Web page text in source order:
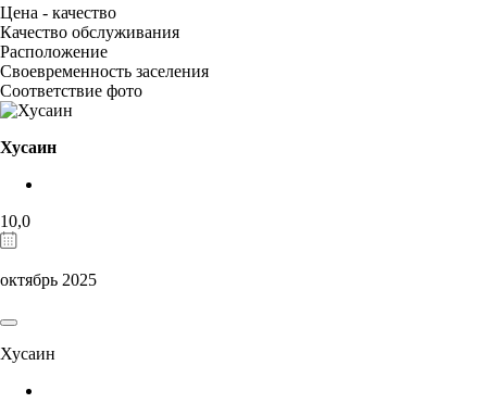
Цена - качество
Качество обслуживания
Расположение
Своевременность заселения
Соответствие фото
Хусаин
10,0
октябрь 2025
Хусаин